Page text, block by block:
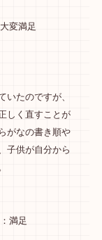
変満足
いたのですが、
しく直すことが
がなの書き順や
子供が自分から
満足